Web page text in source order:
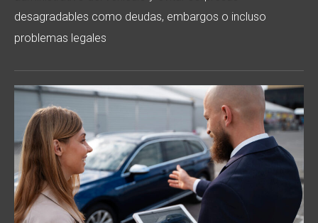
desagradables como deudas, embargos o incluso
problemas legales